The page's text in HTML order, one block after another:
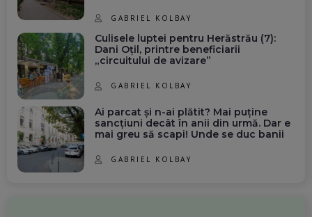
GABRIEL KOLBAY
Culisele luptei pentru Herăstrău (7):
Dani Oțil, printre beneficiarii
„circuitului de avizare”
GABRIEL KOLBAY
Ai parcat și n-ai plătit? Mai puține
sancțiuni decât în anii din urmă. Dar e
mai greu să scapi! Unde se duc banii
GABRIEL KOLBAY